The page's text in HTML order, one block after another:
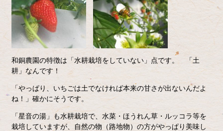
和銅農園の特徴は「水耕栽培をしていない」点です。 「土
耕」なんです！
「やっぱり、いちごは土でなければ本来の甘さが出ないんだよ
ね！」確かにそうです。
「星音の湯」も水耕栽培で、水菜・ほうれん草・ルッコラ等を
栽培していますが、自然の物（路地物）の方がやっぱり美味し